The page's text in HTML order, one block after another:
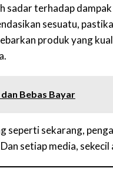
sadar terhadap
sesuatu,
produk yang
Bebas Bayar
seperti sekarang,
setiap media, sekecil